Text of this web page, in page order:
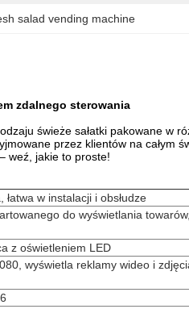
salad vending machine
zdalnego sterowania
świeże sałatki pakowane w
przez klientów na całym
weź, jakie to proste!
w instalacji i obsłudze
do wyświetlania towarów,
z oświetleniem LED
wyświetla reklamy wideo i